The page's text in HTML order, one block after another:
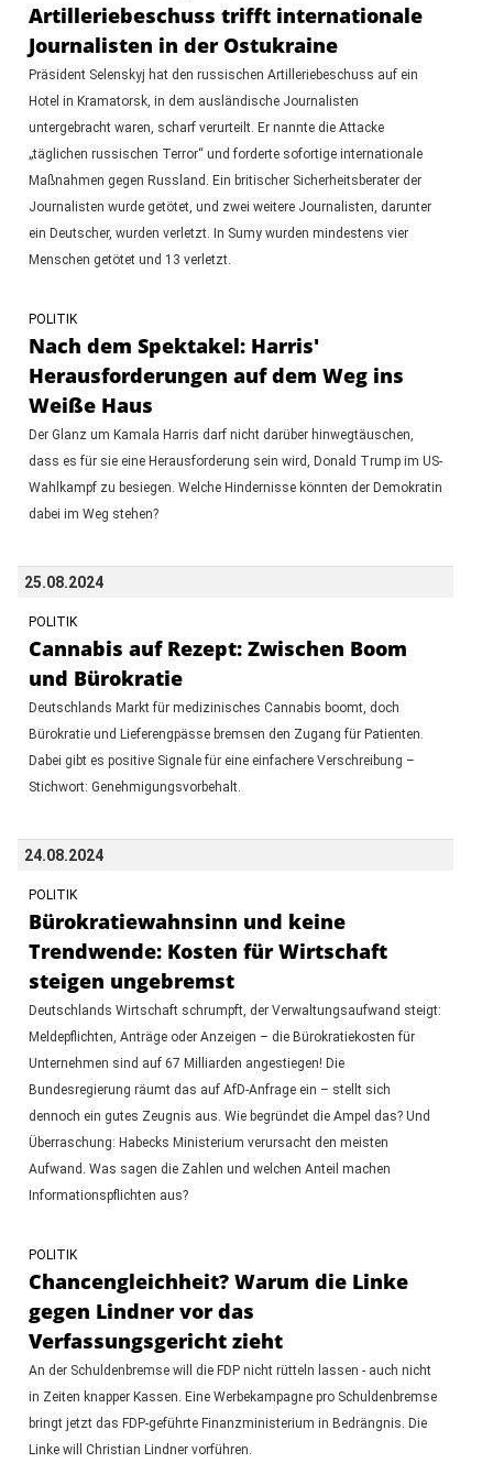
Artilleriebeschuss trifft internationale
Journalisten in der Ostukraine
Präsident Selenskyj hat den russischen Artilleriebeschuss auf ein
Hotel in Kramatorsk, in dem ausländische Journalisten
untergebracht waren, scharf verurteilt. Er nannte die Attacke
„täglichen russischen Terror“ und forderte sofortige internationale
Maßnahmen gegen Russland. Ein britischer Sicherheitsberater der
Journalisten wurde getötet, und zwei weitere Journalisten, darunter
ein Deutscher, wurden verletzt. In Sumy wurden mindestens vier
Menschen getötet und 13 verletzt.
POLITIK
Nach dem Spektakel: Harris'
Herausforderungen auf dem Weg ins
Weiße Haus
Der Glanz um Kamala Harris darf nicht darüber hinwegtäuschen,
dass es für sie eine Herausforderung sein wird, Donald Trump im US-
Wahlkampf zu besiegen. Welche Hindernisse könnten der Demokratin
dabei im Weg stehen?
25.08.2024
POLITIK
Cannabis auf Rezept: Zwischen Boom
und Bürokratie
Deutschlands Markt für medizinisches Cannabis boomt, doch
Bürokratie und Lieferengpässe bremsen den Zugang für Patienten.
Dabei gibt es positive Signale für eine einfachere Verschreibung –
Stichwort: Genehmigungsvorbehalt.
24.08.2024
POLITIK
Bürokratiewahnsinn und keine
Trendwende: Kosten für Wirtschaft
steigen ungebremst
Deutschlands Wirtschaft schrumpft, der Verwaltungsaufwand steigt:
Meldepflichten, Anträge oder Anzeigen – die Bürokratiekosten für
Unternehmen sind auf 67 Milliarden angestiegen! Die
Bundesregierung räumt das auf AfD-Anfrage ein – stellt sich
dennoch ein gutes Zeugnis aus. Wie begründet die Ampel das? Und
Überraschung: Habecks Ministerium verursacht den meisten
Aufwand. Was sagen die Zahlen und welchen Anteil machen
Informationspflichten aus?
POLITIK
Chancengleichheit? Warum die Linke
gegen Lindner vor das
Verfassungsgericht zieht
An der Schuldenbremse will die FDP nicht rütteln lassen - auch nicht
in Zeiten knapper Kassen. Eine Werbekampagne pro Schuldenbremse
bringt jetzt das FDP-geführte Finanzministerium in Bedrängnis. Die
Linke will Christian Lindner vorführen.